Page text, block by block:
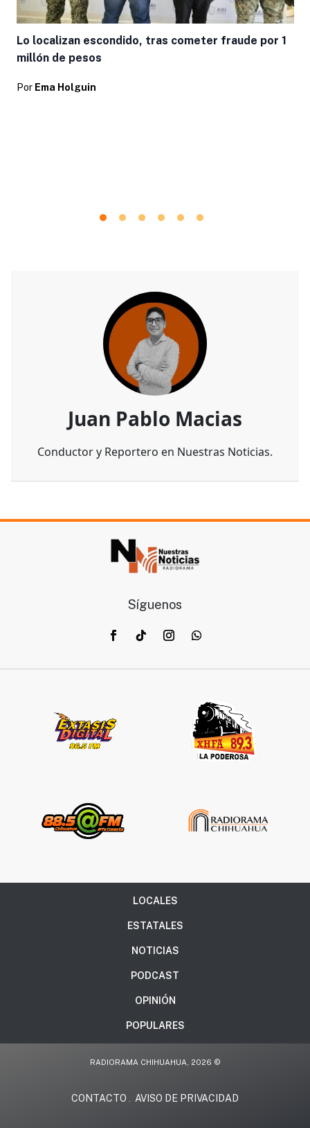
Lo localizan escondido, tras cometer fraude por 1
millón de pesos
Por Ema Holguin
Juan Pablo Macias
Conductor y Reportero en Nuestras Noticias.
Síguenos
LOCALES
ESTATALES
NOTICIAS
PODCAST
OPINIÓN
POPULARES
RADIORAMA CHIHUAHUA, 2026 ©
CONTACTO AVISO DE PRIVACIDAD